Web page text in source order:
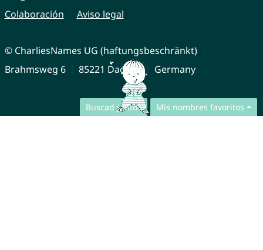
Buscad juntos Mis nombres favoritos
Colaboración
Aviso legal
© CharliesNames UG (haftungsbeschränkt)
Brahmsweg 6
85221 Dachau Germany